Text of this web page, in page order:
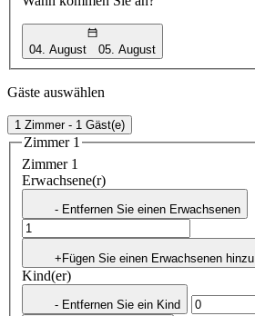
04. August 05. August
Gäste auswählen
1 Zimmer - 1 Gäst(e)
Zimmer 1
Zimmer 1
Erwachsene(r)
- Entfernen Sie einen Erwachsenen
+Fügen Sie einen Erwachsenen hinzu
Kind(er)
- Entfernen Sie ein Kind